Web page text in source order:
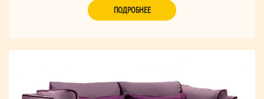
ПОДРОБНЕЕ